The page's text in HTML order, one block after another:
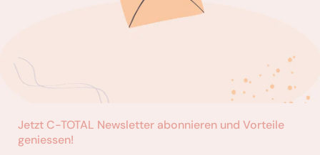
Jetzt C-TOTAL Newsletter abonnieren und Vorteile
geniessen!